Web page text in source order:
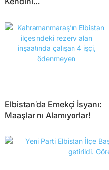
Elbistan’da Emekçi İsyanı:
Maaşlarını Alamıyorlar!